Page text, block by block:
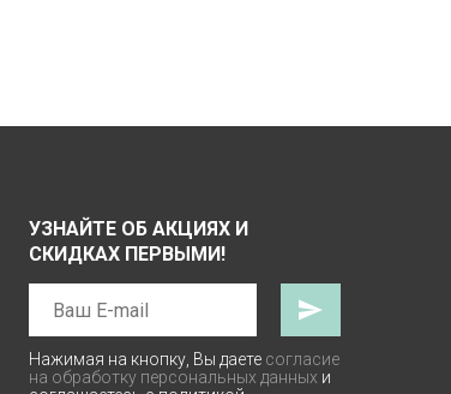
УЗНАЙТЕ ОБ АКЦИЯХ И
СКИДКАХ ПЕРВЫМИ!
Нажимая на кнопку, Вы даете согласие
на обработку персональных данных и